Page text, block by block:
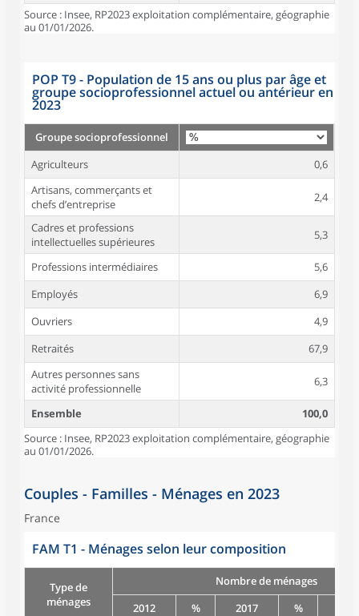
Source : Insee, RP2023 exploitation complémentaire, géographie
au 01/01/2026.
POP T9 - Population de 15 ans ou plus par âge et
groupe socioprofessionnel actuel ou antérieur en
2023
Groupe socioprofessionnel
Agriculteurs
0,6
Artisans, commerçants et
chefs d’entreprise
2,4
Cadres et professions
intellectuelles supérieures
5,3
Professions intermédiaires
5,6
Employés
6,9
Ouvriers
4,9
Retraités
67,9
Autres personnes sans
activité professionnelle
6,3
Ensemble
100,0
Source : Insee, RP2023 exploitation complémentaire, géographie
au 01/01/2026.
Couples - Familles - Ménages en 2023
France
FAM T1 - Ménages selon leur composition
Type de
ménages
Nombre de ménages
2012
% 2017 %